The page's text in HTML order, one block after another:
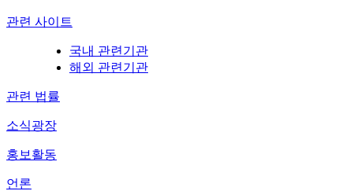
관련 사이트
국내 관련기관
해외 관련기관
관련 법률
소식광장
홍보활동
언론